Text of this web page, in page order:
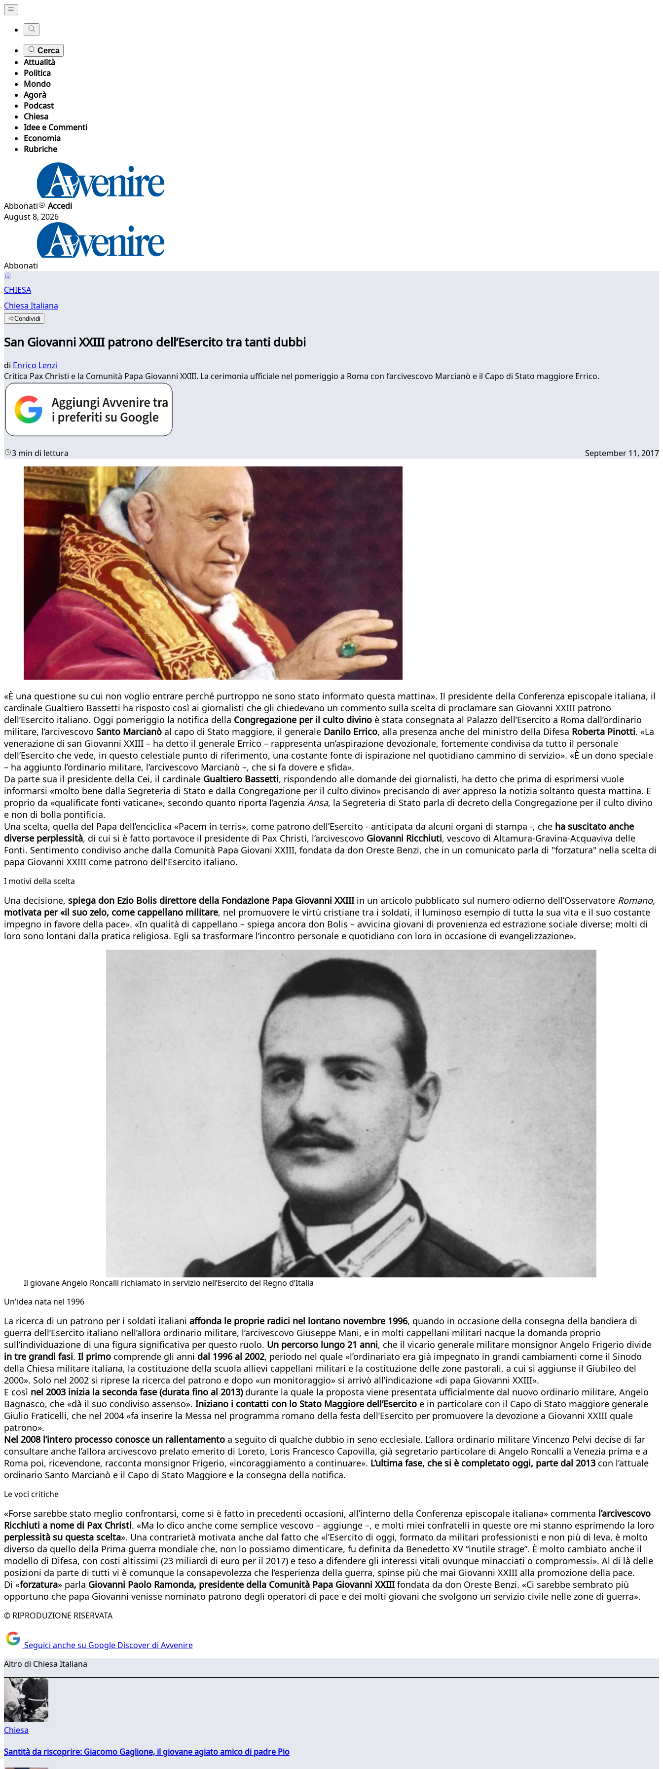
Cerca
Attualità
Politica
Mondo
Agorà
Podcast
Chiesa
Idee e Commenti
Economia
Rubriche
Abbonati
Accedi
August 8, 2026
Abbonati
CHIESA
Chiesa Italiana
Condividi
San Giovanni XXIII patrono dell’Esercito tra tanti dubbi
di Enrico Lenzi
Critica Pax Christi e la Comunità Papa Giovanni XXIII. La cerimonia ufficiale nel pomeriggio a Roma con l’arcivescovo Marcianò e il Capo di Stato maggiore Errico.
3 min di lettura September 11, 2017
«È una questione su cui non voglio entrare perché purtroppo ne sono stato informato questa mattina». Il presidente della Conferenza episcopale italiana, il
cardinale Gualtiero Bassetti ha risposto così ai giornalisti che gli chiedevano un commento sulla scelta di proclamare san Giovanni XXIII patrono
dell’Esercito italiano. Oggi pomeriggio la notifica della Congregazione per il culto divino è stata consegnata al Palazzo dell’Esercito a Roma dall’ordinario
militare, l’arcivescovo Santo Marcianò al capo di Stato maggiore, il generale Danilo Errico, alla presenza anche del ministro della Difesa Roberta Pinotti. «La
venerazione di san Giovanni XXIII – ha detto il generale Errico – rappresenta un’aspirazione devozionale, fortemente condivisa da tutto il personale
dell’Esercito che vede, in questo celestiale punto di riferimento, una costante fonte di ispirazione nel quotidiano cammino di servizio». «È un dono speciale
– ha aggiunto l’ordinario militare, l’arcivescovo Marcianò –, che si fa dovere e sfida».
Da parte sua il presidente della Cei, il cardinale Gualtiero Bassetti, rispondendo alle domande dei giornalisti, ha detto che prima di esprimersi vuole
informarsi «molto bene dalla Segreteria di Stato e dalla Congregazione per il culto divino» precisando di aver appreso la notizia soltanto questa mattina. E
proprio da «qualificate fonti vaticane», secondo quanto riporta l’agenzia Ansa, la Segreteria di Stato parla di decreto della Congregazione per il culto divino
e non di bolla pontificia.
Una scelta, quella del Papa dell’enciclica «Pacem in terris», come patrono dell’Esercito - anticipata da alcuni organi di stampa -, che ha suscitato anche
diverse perplessità, di cui si è fatto portavoce il presidente di Pax Christi, l’arcivescovo Giovanni Ricchiuti, vescovo di Altamura-Gravina-Acquaviva delle
Fonti. Sentimento condiviso anche dalla Comunità Papa Giovani XXIII, fondata da don Oreste Benzi, che in un comunicato parla di "forzatura" nella scelta di
papa Giovanni XXIII come patrono dell'Esercito italiano.
I motivi della scelta
Una decisione, spiega don Ezio Bolis direttore della Fondazione Papa Giovanni XXIIIin un articolo pubblicato sul numero odierno dell’Osservatore Romano,
motivata per «il suo zelo, come cappellano militare, nel promuovere le virtù cristiane tra i soldati, il luminoso esempio di tutta la sua vita e il suo costante
impegno in favore della pace». «In qualità di cappellano – spiega ancora don Bolis – avvicina giovani di provenienza ed estrazione sociale diverse; molti di
loro sono lontani dalla pratica religiosa. Egli sa trasformare l’incontro personale e quotidiano con loro in occasione di evangelizzazione».
Il giovane Angelo Roncalli richiamato in servizio nell’Esercito del Regno d’Italia
Un'idea nata nel 1996
La ricerca di un patrono per i soldati italiani affonda le proprie radici nel lontano novembre 1996, quando in occasione della consegna della bandiera di
guerra dell’Esercito italiano nell’allora ordinario militare, l’arcivescovo Giuseppe Mani, e in molti cappellani militari nacque la domanda proprio
sull’individuazione di una figura significativa per questo ruolo. Un percorso lungo 21 anni, che il vicario generale militare monsignor Angelo Frigerio divide
in tre grandi fasi. Il primo comprende gli anni dal 1996 al 2002, periodo nel quale «l’ordinariato era già impegnato in grandi cambiamenti come il Sinodo
della Chiesa militare italiana, la costituzione della scuola allievi cappellani militari e la costituzione delle zone pastorali, a cui si aggiunse il Giubileo del
2000». Solo nel 2002 si riprese la ricerca del patrono e dopo «un monitoraggio» si arrivò all’indicazione «di papa Giovanni XXIII».
E così nel 2003 inizia la seconda fase (durata fino al 2013)durante la quale la proposta viene presentata ufficialmente dal nuovo ordinario militare, Angelo
Bagnasco, che «dà il suo condiviso assenso». Iniziano i contatti con lo Stato Maggiore dell’Esercito e in particolare con il Capo di Stato maggiore generale
Giulio Fraticelli, che nel 2004 «fa inserire la Messa nel programma romano della festa dell’Esercito per promuovere la devozione a Giovanni XXIII quale
patrono».
Nel 2008 l’intero processo conosce un rallentamento a seguito di qualche dubbio in seno ecclesiale. L’allora ordinario militare Vincenzo Pelvi decise di far
consultare anche l’allora arcivescovo prelato emerito di Loreto, Loris Francesco Capovilla, già segretario particolare di Angelo Roncalli a Venezia prima e a
Roma poi, ricevendone, racconta monsignor Frigerio, «incoraggiamento a continuare». L’ultima fase, che si è completato oggi, parte dal 2013 con l’attuale
ordinario Santo Marcianò e il Capo di Stato Maggiore e la consegna della notifica.
Le voci critiche
«Forse sarebbe stato meglio confrontarsi, come si è fatto in precedenti occasioni, all’interno della Conferenza episcopale italiana» commenta l’arcivescovo
Ricchiuti a nome di Pax Christi. «Ma lo dico anche come semplice vescovo – aggiunge –, e molti miei confratelli in queste ore mi stanno esprimendo la loro
perplessità su questa scelta». Una contrarietà motivata anche dal fatto che «l’Esercito di oggi, formato da militari professionisti e non più di leva, è molto
diverso da quello della Prima guerra mondiale che, non lo possiamo dimenticare, fu definita da Benedetto XV “inutile strage”. È molto cambiato anche il
modello di Difesa, con costi altissimi (23 miliardi di euro per il 2017) e teso a difendere gli interessi vitali ovunque minacciati o compromessi». Al di là delle
posizioni da parte di tutti vi è comunque la consapevolezza che l’esperienza della guerra, spinse più che mai Giovanni XXIII alla promozione della pace.
Di «forzatura» parla Giovanni Paolo Ramonda, presidente della Comunità Papa Giovanni XXIIIfondata da don Oreste Benzi. «Ci sarebbe sembrato più
opportuno che papa Giovanni venisse nominato patrono degli operatori di pace e dei molti giovani che svolgono un servizio civile nelle zone di guerra».
© RIPRODUZIONE RISERVATA
Seguici anche su Google Discover di Avvenire
Altro di Chiesa Italiana
Chiesa
Santità da riscoprire: Giacomo Gaglione, il giovane agiato amico di padre Pio